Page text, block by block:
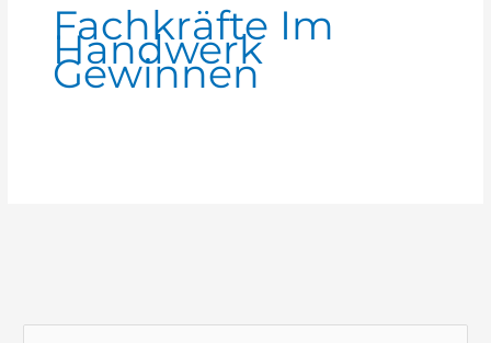
Fachkräfte Im
Handwerk
Gewinnen